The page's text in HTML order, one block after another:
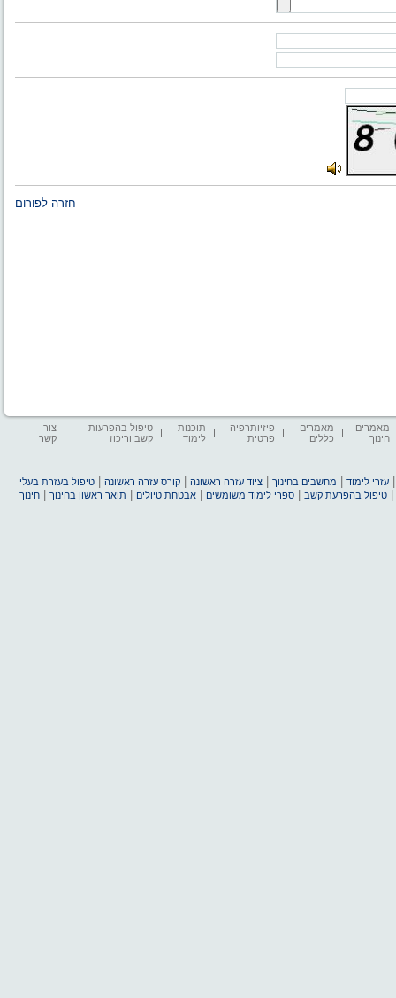
חזרה לפורום
מאמרים
חינוך
מאמרים
כללים
פיזיותרפיה
פרטית
תוכנות
לימוד
טיפול בהפרעות
קשב וריכוז
צור
קשר
עזרי לימוד מחשבים בחינוך |ציוד עזרה ראשונה |קורס עזרה ראשונה |טיפול בעזרת בעלי
|טיפול בהפרעת קשב |ספרי לימוד משומשים |אבטחת טיולים תואר ראשון בחינוך |חינוך